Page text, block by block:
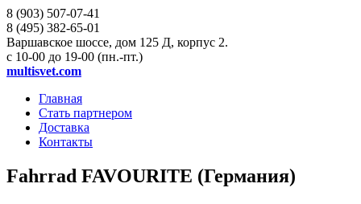
8 (903) 507-07-41
8 (495) 382-65-01
Варшавское шоссе, дом 125 Д, корпус 2.
с 10-00 до 19-00 (пн.-пт.)
multisvet.com
Главная
Стать партнером
Доставка
Контакты
Fahrrad FAVOURITE (Германия)